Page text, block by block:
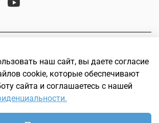
магазин техники для бизнеса.
наш сайт, вы даете согласие
cookie, которые обеспечивают
сайта и соглашаетесь с нашей